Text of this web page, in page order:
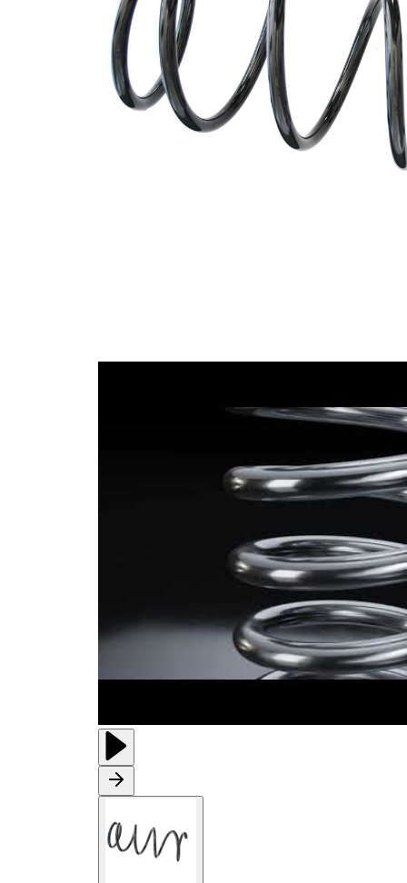
průměrem
Vnější
průměr
138 mm
Průměr
drátu